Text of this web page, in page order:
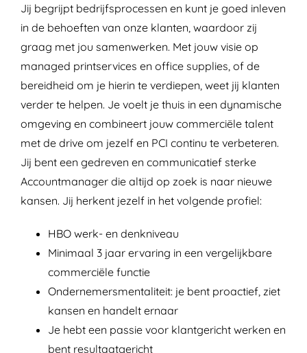
Jij begrijpt bedrijfsprocessen en kunt je goed inleven
in de behoeften van onze klanten, waardoor zij
graag met jou samenwerken. Met jouw visie op
managed printservices en office supplies, of de
bereidheid om je hierin te verdiepen, weet jij klanten
verder te helpen. Je voelt je thuis in een dynamische
omgeving en combineert jouw commerciële talent
met de drive om jezelf en PCI continu te verbeteren.
Jij bent een gedreven en communicatief sterke
Accountmanager die altijd op zoek is naar nieuwe
kansen. Jij herkent jezelf in het volgende profiel:
HBO werk- en denkniveau
Minimaal 3 jaar ervaring in een vergelijkbare
commerciële functie
Ondernemersmentaliteit: je bent proactief, ziet
kansen en handelt ernaar
Je hebt een passie voor klantgericht werken en
bent resultaatgericht